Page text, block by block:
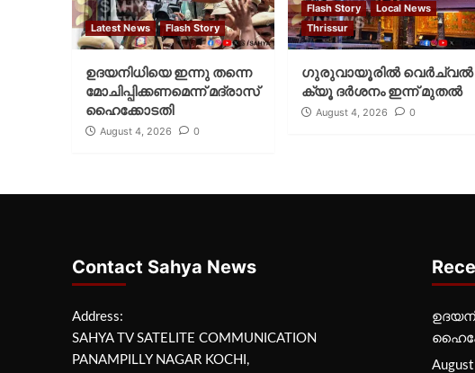
Latest News Flash Story
ഉദയനിധിയെ ഇന്നു തന്നെ
മോചിപ്പിക്കണമെന്ന് മദ്രാസ്
ഹൈക്കോടതി
August 4, 2026 0
Flash Story
Local News
Thrissur
ഗുരുവായൂരില്‍ വെര്‍ച്വല്‍
ക്യൂ ദര്‍ശനം ഇന്ന് മുതല്‍
August 4, 2026 0
Contact Sahya News
Address:
SAHYA TV SATELITE COMMUNICATION
PANAMPILLY NAGAR KOCHI,